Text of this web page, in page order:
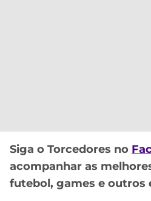
MELHORES
CASSINOS
ONLINE
2026
INTERNACIONAL
GRÊMIO
DOS
CAMPEÕES
LALIGA
Siga o Torcedores no
acompanhar as
futebol, games e outros